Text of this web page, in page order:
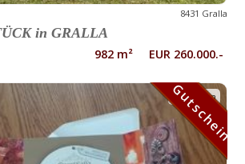
8431 Gralla
in GRALLA
982 m² EUR 260.000.-
Gutschein
Gutschein